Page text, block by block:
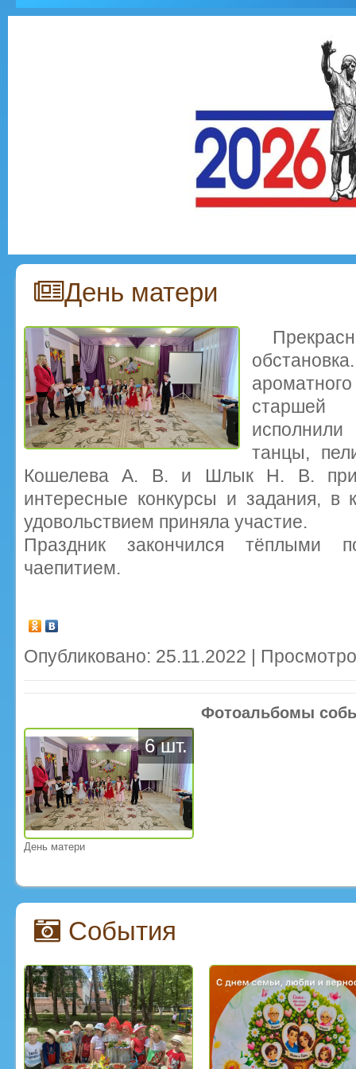
День матери
танцы,
Кошелева А. В. и Шлык Н. В.
интересные конкурсы и задания, в
удовольствием приняла участие.
Праздник закончился тёплыми
чаепитием.
Опубликовано: 25.11.2022 |
Фотоальбомы
6 шт.
День матери
События